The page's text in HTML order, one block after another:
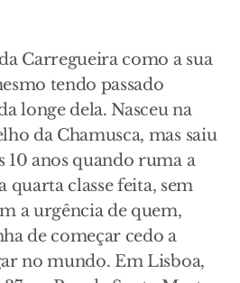
Carregueira como a sua
tendo passado
longe dela. Nasceu na
da Chamusca, mas saiu
10 anos quando ruma a
quarta classe feita, sem
a urgência de quem,
de começar cedo a
no mundo. Em Lisboa,